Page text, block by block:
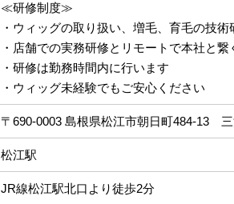
≪研修制度≫
・ウィッグの取り扱い、増毛、育毛の技術
・店舗での実務研修とリモートで本社と
・研修は勤務時間内に行います
・ウィッグ未経験でもご安心ください
〒690-0003 島根県松江市朝日町484-13
松江駅
JR線松江駅北口より徒歩2分